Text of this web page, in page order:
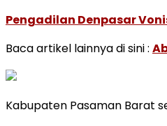
Pengadilan Denpasar
Baca artikel lainnya di sini :
Kabupaten Pasaman Barat